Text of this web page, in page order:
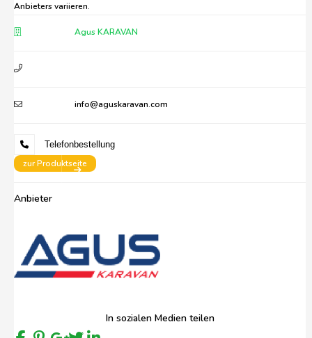
Anbieters variieren.
Agus KARAVAN
info@aguskaravan.com
Telefonbestellung
zur Produktseite
Anbieter
In sozialen Medien teilen